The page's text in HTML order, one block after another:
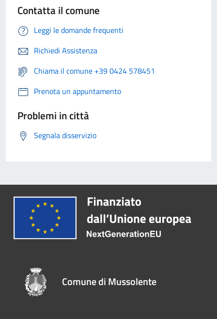
Contatta il comune
Leggi le domande frequenti
Richiedi Assistenza
Chiama il comune +39 0424 578451
Prenota un appuntamento
Problemi in città
Segnala disservizio
Comune di Mussolente